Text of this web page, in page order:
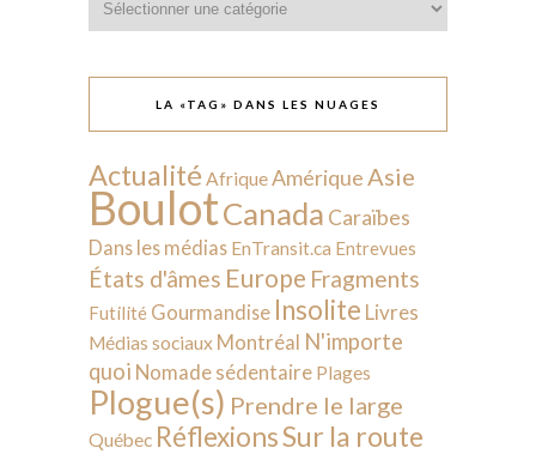
LA «TAG» DANS LES NUAGES
Actualité AfriqueAmérique Asie
BoulotCanada Caraïbes
Dans les médias EnTransit.ca Entrevues
États d'âmes Europe Fragments
Futilité Gourmandise Insolite Livres
Médias sociaux Montréal N'importe
quoi Nomade sédentaire Plages
Plogue(s) Prendre le large
Québec RéflexionsSur la route